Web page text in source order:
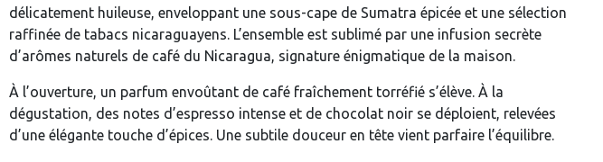
délicatement huileuse, enveloppant une sous-cape de Sumatra épicée et une sélection
raffinée de tabacs nicaraguayens. L’ensemble est sublimé par une infusion secrète
d’arômes naturels de café du Nicaragua, signature énigmatique de la maison.
À l’ouverture, un parfum envoûtant de café fraîchement torréfié s’élève. À la
dégustation, des notes d’espresso intense et de chocolat noir se déploient, relevées
d’une élégante touche d’épices. Une subtile douceur en tête vient parfaire l’équilibre.